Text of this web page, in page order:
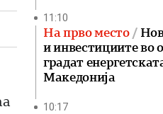
11:10
На прво место
и инвестициите во
градат
Македонија
10:17